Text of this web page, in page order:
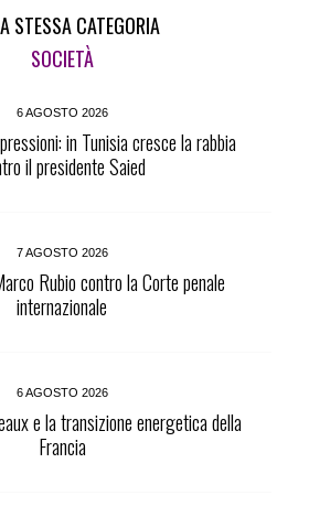
STESSA CATEGORIA
SOCIETÀ
6 AGOSTO 2026
in Tunisia cresce la rabbia
il presidente Saied
7 AGOSTO 2026
Rubio contro la Corte penale
internazionale
6 AGOSTO 2026
e la transizione energetica della
Francia